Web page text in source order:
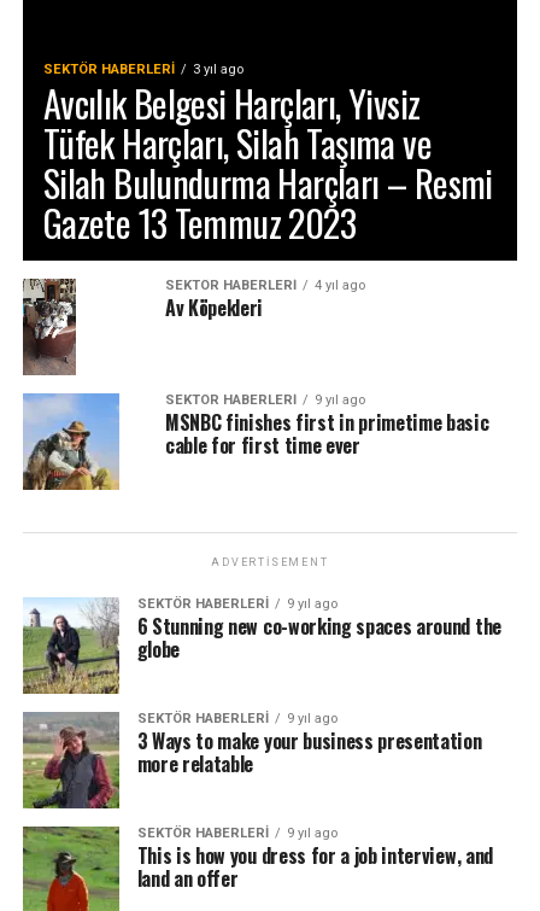
SEKTÖR HABERLERI 3 yıl ago
Avcılık Belgesi Harçları, Yivsiz
Tüfek Harçları, Silah Taşıma ve
Silah Bulundurma Harçları – Resmi
Gazete 13 Temmuz 2023
SEKTÖR HABERLERI 4 yıl ago
Av Köpekleri
SEKTÖR HABERLERI 9 yıl ago
MSNBC finishes first in primetime basic
cable for first time ever
ADVERTISEMENT
SEKTÖR HABERLERI 9 yıl ago
6 Stunning new co-working spaces around the
globe
SEKTÖR HABERLERI 9 yıl ago
3 Ways to make your business presentation
more relatable
SEKTÖR HABERLERI 9 yıl ago
This is how you dress for a job interview, and
land an offer